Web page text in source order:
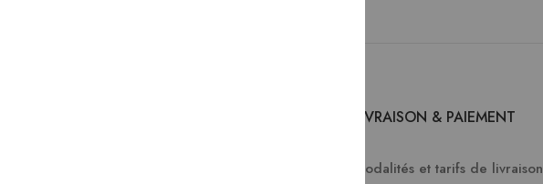
LIVRAISON & PAIEMENT
Modalités et tarifs de livraison